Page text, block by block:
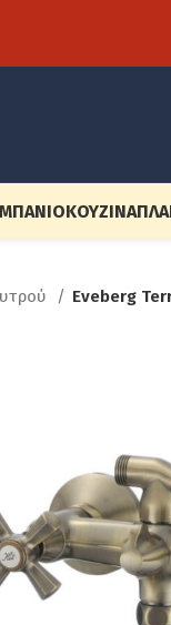
ΜΠΆΝΙΟΚΟΥΖΊΝΑ
Eveberg